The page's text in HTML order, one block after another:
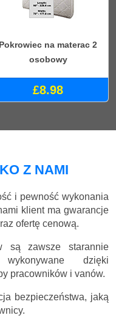
Pokrowiec na materac 2
osobowy
£8.98
Z NAMI
i pewność wykonania
klient ma gwarancje
ofertę cenową.
są zawsze starannie
dzięki
pracowników i vanów.
bezpieczeństwa, jaką